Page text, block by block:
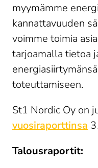
myymämme
kannattavuuden
voimme toimia
tarjoamalla tietoa
toteuttamiseen.
St1 Nordic Oy on
vuosiraporttinsa
Talousraportit: